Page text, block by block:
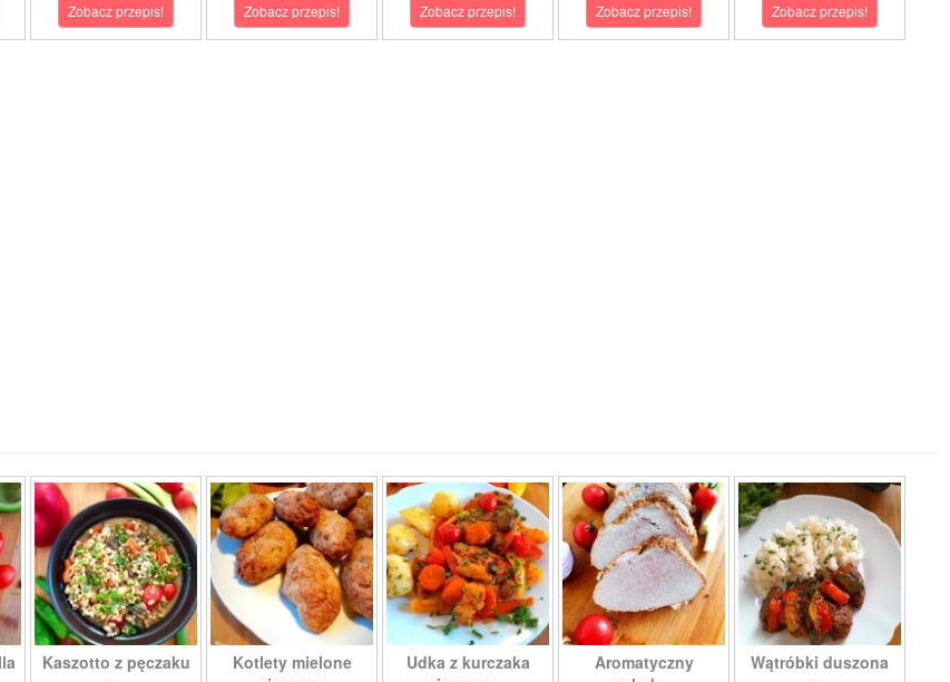
Zobacz przepis! Zobacz przepis! Zobacz przepis! Zobacz przepis! Zobacz przepis!
Kaszotto z pęczaku
Kotlety mielone
Udka z kurczaka
Aromatyczny
Wątróbki duszona